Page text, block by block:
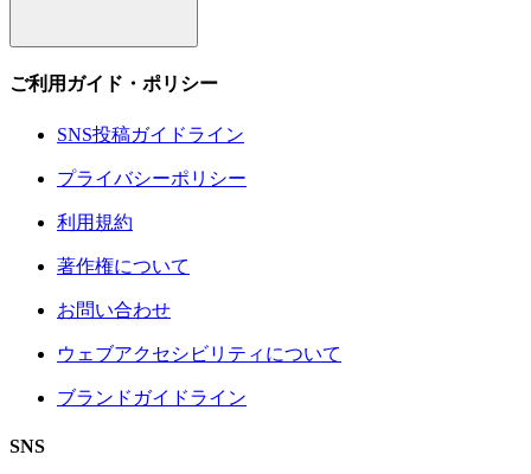
ご利用ガイド・ポリシー
SNS投稿ガイドライン
プライバシーポリシー
利用規約
著作権について
お問い合わせ
ウェブアクセシビリティについて
ブランドガイドライン
SNS